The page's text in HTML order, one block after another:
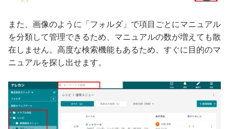
また、画像のように「フォルダ」で項目ごとにマニュアル
を分類して管理できるため、マニュアルの数が増えても散
在しません。高度な検索機能もあるため、すぐに目的のマ
ニュアルを探し出せます。